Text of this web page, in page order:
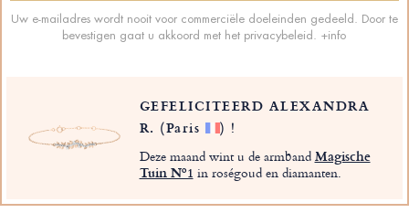
Uw e-mailadres wordt nooit voor commerciële doeleinden gedeeld. Door te
bevestigen gaat u akkoord met het privacybeleid. +info
GEFELICITEERD ALEXANDRA
R. (Paris ) !
Deze maand wint u de armbandMagische
Tuin Nº1 in roségoud en diamanten.